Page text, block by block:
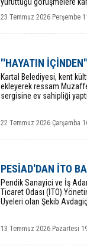
23 Temmuz 2026 Perşembe
''HAYATIN
Kartal Belediyesi, kent
ekleyerek ressam
sergisine ev sahipliği yaptı.
22 Temmuz 2026 Çarşamba
PESİAD'DAN İTO
​Pendik Sanayici ve İş
Ticaret Odası (İTO)
Üyeleri olan Şekib
13 Temmuz 2026 Pazartesi